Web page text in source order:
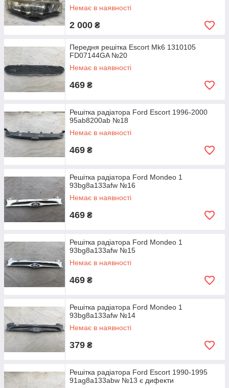
Немає в наявності
2 000 ₴
Передня решітка Escort Mk6 1310105
FD07144GA №20
Немає в наявності
469 ₴
Решітка радіатора Ford Escort 1996-2000
95ab8200ab №18
Немає в наявності
469 ₴
Решітка радіатора Ford Mondeo 1
93bg8a133afw №16
Немає в наявності
469 ₴
Решітка радіатора Ford Mondeo 1
93bg8a133afw №15
Немає в наявності
469 ₴
Решітка радіатора Ford Mondeo 1
93bg8a133afw №14
Немає в наявності
379 ₴
Решітка радіатора Ford Escort 1990-1995
91ag8a133abw №13 є дифекти